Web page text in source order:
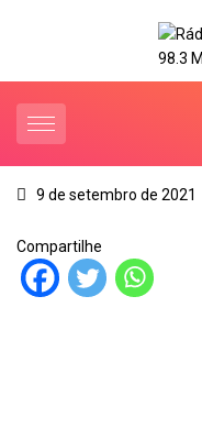
9 de setembro de 2021
Compartilhe